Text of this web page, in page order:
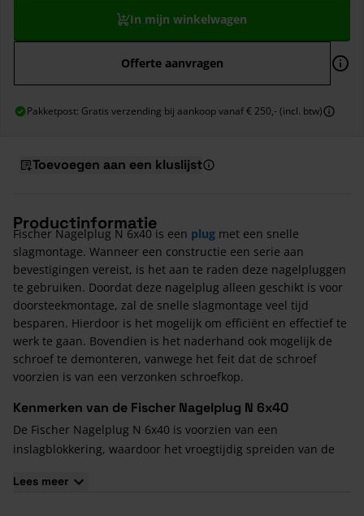
In mijn winkelwagen
Offerte aanvragen
Pakketpost: Gratis verzending bij aankoop vanaf € 250,- (incl. btw)
Toevoegen aan een kluslijst
Productinformatie
Fischer Nagelplug N 6x40 is een plug met een snelle
slagmontage. Wanneer een constructie een serie aan
bevestigingen vereist, is het aan te raden deze nagelpluggen
te gebruiken. Doordat deze nagelplug alleen geschikt is voor
doorsteekmontage, zal de snelle slagmontage veel tijd
besparen. Hierdoor is het mogelijk om efficiënt en effectief te
werk te gaan. Bovendien is het naderhand ook mogelijk de
schroef te demonteren, vanwege het feit dat de schroef
voorzien is van een verzonken schroefkop.
Kenmerken van de Fischer Nagelplug N 6x40
De Fischer Nagelplug N 6x40 is voorzien van een
inslagblokkering, waardoor het vroegtijdig spreiden van de
De vereiste boordiameter voor het voorboren dient 60 mm te
Lees meer